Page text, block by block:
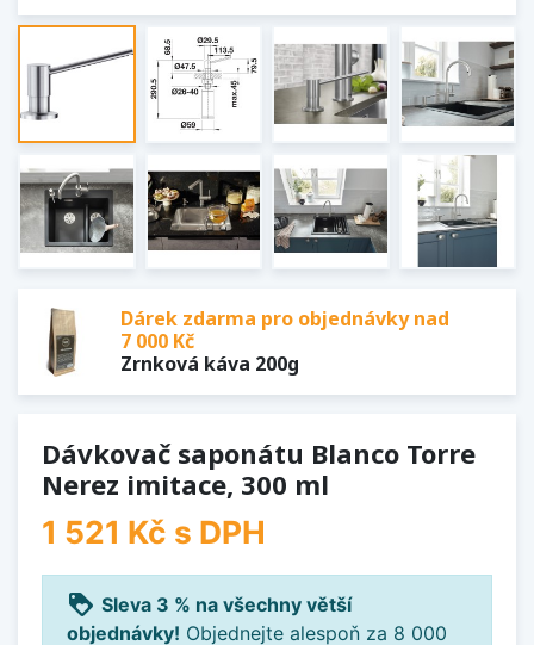
Dárek zdarma pro objednávky nad
7 000 Kč
Zrnková káva 200g
Dávkovač saponátu Blanco Torre
Nerez imitace, 300 ml
1 521 Kč s DPH
loyalty Sleva 3 % na všechny větší
objednávky! Objednejte alespoň za 8 000